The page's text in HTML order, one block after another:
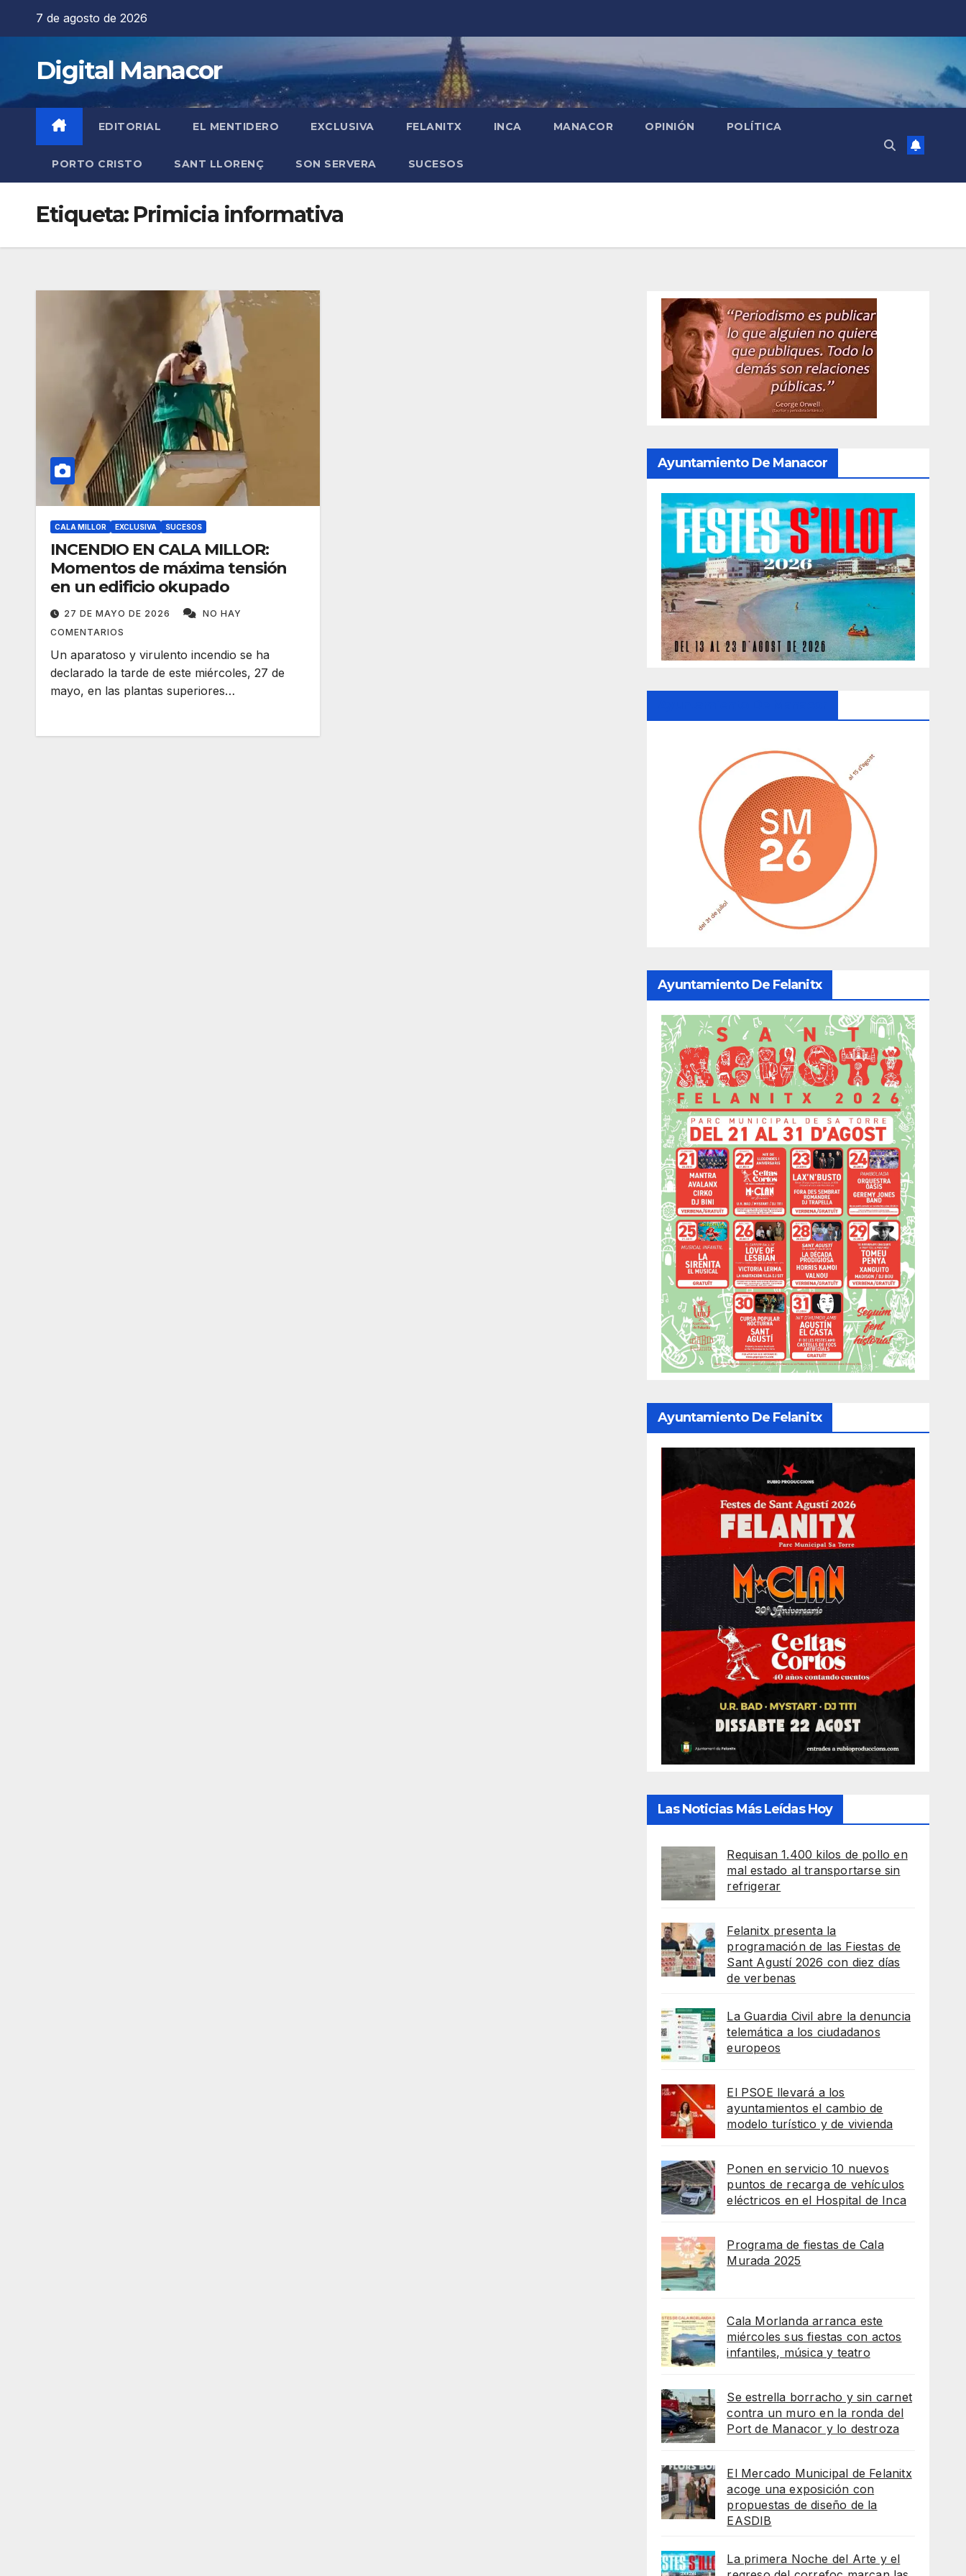
7 de agosto de 2026
Digital Manacor
EDITORIAL EL MENTIDERO EXCLUSIVA FELANITX INCA MANACOR OPINIÓN POLÍTICA
PORTO CRISTO SANT LLORENÇ SON SERVERA SUCESOS
Etiqueta: Primicia informativa
CALA MILLOR EXCLUSIVA SUCESOS
INCENDIO EN CALA MILLOR:
Momentos de máxima tensión
en un edificio okupado
27 DE MAYO DE 2026
NO HAY
COMENTARIOS
Un aparatoso y virulento incendio se ha
declarado la tarde de este miércoles, 27 de
mayo, en las plantas superiores…
Ayuntamiento De Manacor
Ayuntamiento De Felanitx
Ayuntamiento De Felanitx
Las Noticias Más Leídas Hoy
Requisan 1.400 kilos de pollo en
mal estado al transportarse sin
refrigerar
Felanitx presenta la
programación de las Fiestas de
Sant Agustí 2026 con diez días
de verbenas
La Guardia Civil abre la denuncia
telemática a los ciudadanos
europeos
El PSOE llevará a los
ayuntamientos el cambio de
modelo turístico y de vivienda
Ponen en servicio 10 nuevos
puntos de recarga de vehículos
eléctricos en el Hospital de Inca
Programa de fiestas de Cala
Murada 2025
Cala Morlanda arranca este
miércoles sus fiestas con actos
infantiles, música y teatro
Se estrella borracho y sin carnet
contra un muro en la ronda del
Port de Manacor y lo destroza
El Mercado Municipal de Felanitx
acoge una exposición con
propuestas de diseño de la
EASDIB
La primera Noche del Arte y el